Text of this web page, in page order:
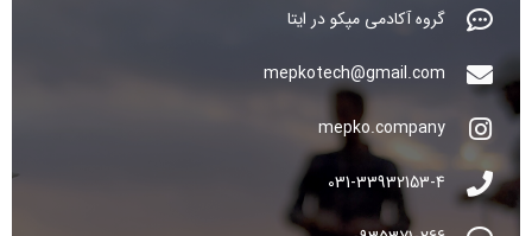
گروه آکادمی مپکو در ایتا
mepkotech@gmail.com
mepko.company
031-33932153-4